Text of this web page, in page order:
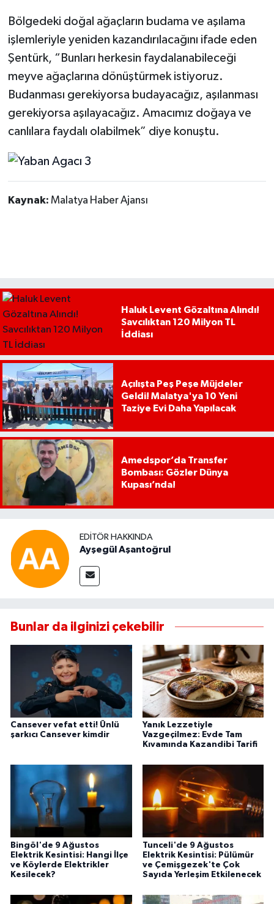
Bölgedeki doğal ağaçların budama ve aşılama
işlemleriyle yeniden kazandırılacağını ifade eden
Şentürk, “Bunları herkesin faydalanabileceği
meyve ağaçlarına dönüştürmek istiyoruz.
Budanması gerekiyorsa budayacağız, aşılanması
gerekiyorsa aşılayacağız. Amacımız doğaya ve
canlılara faydalı olabilmek” diye konuştu.
Kaynak: Malatya Haber Ajansı
Haluk Levent Gözaltına Alındı!
Savcılıktan 120 Milyon TL
İddiası
Açılışta Peş Peşe Müjdeler
Geldi! Malatya'ya 10 Yeni
Taziye Evi Daha Yapılacak
Amedspor’da Transfer
Bombası: Gözler Dünya
Kupası’nda!
EDITÖR HAKKINDA
Ayşegül Aşantoğrul
Bunlar da ilginizi çekebilir
Cansever vefat etti! Ünlü
şarkıcı Cansever kimdir
Yanık Lezzetiyle
Vazgeçilmez: Evde Tam
Kıvamında Kazandibi Tarifi
Bingöl'de 9 Ağustos
Elektrik Kesintisi: Hangi İlçe
ve Köylerde Elektrikler
Kesilecek?
Tunceli'de 9 Ağustos
Elektrik Kesintisi: Pülümür
ve Çemişgezek'te Çok
Sayıda Yerleşim Etkilenecek